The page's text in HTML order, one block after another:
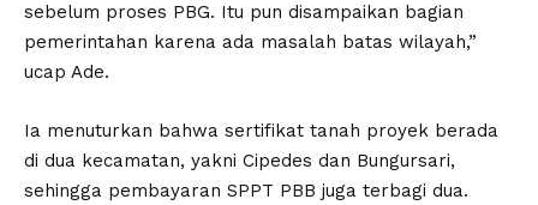
sebelum proses PBG. Itu pun disampaikan bagian
pemerintahan karena ada masalah batas wilayah,”
ucap Ade.
Ia menuturkan bahwa sertifikat tanah proyek berada
di dua kecamatan, yakni Cipedes dan Bungursari,
sehingga pembayaran SPPT PBB juga terbagi dua.